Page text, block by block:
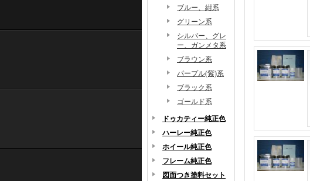
ブルー、紺系
グリーン系
シルバー、グレ
ー、ガンメタ系
ブラウン系
パープル(紫)系
ブラック系
ゴールド系
ドゥカティー純正色
ハーレー純正色
ホイール純正色
フレーム純正色
図面つき塗料セット